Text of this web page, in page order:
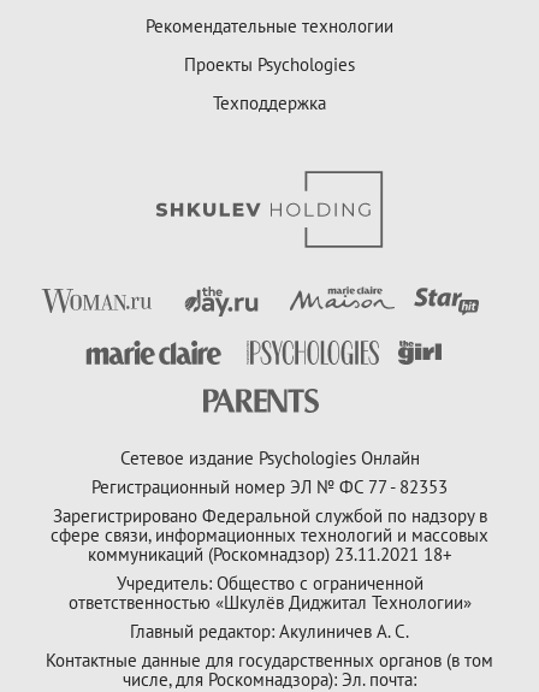
Рекомендательные технологии
Проекты Psychologies
Техподдержка
Сетевое издание Psychologies Онлайн
Регистрационный номер ЭЛ № ФС 77 - 82353
Зарегистрировано Федеральной службой по надзору в
сфере связи, информационных технологий и массовых
коммуникаций (Роскомнадзор) 23.11.2021 18+
Учредитель: Общество с ограниченной
ответственностью «Шкулёв Диджитал Технологии»
Главный редактор: Акулиничев А. С.
Контактные данные для государственных органов (в том
числе, для Роскомнадзора): Эл. почта: